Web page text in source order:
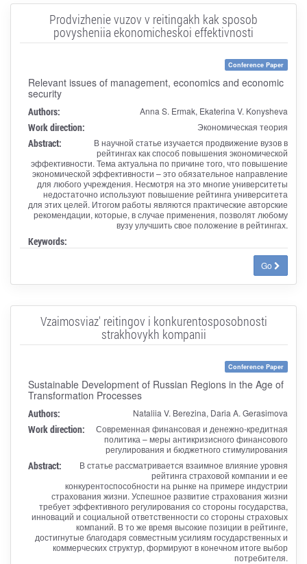
Prodvizhenie vuzov v reitingakh kak sposob
povysheniia ekonomicheskoi effektivnosti
Conference Paper
Relevant issues of management, economics and economic
security
Authors: Anna S. Ermak, Ekaterina V. Konysheva
Work direction: Экономическая теория
Abstract:
В научной статье изучается продвижение вузов в
рейтингах как способ повышения экономической
эффективности. Тема актуальна по причине того, что повышение
экономической эффективности – это обязательное направление
для любого учреждения. Несмотря на это многие университеты
недостаточно используют повышение рейтинга университета
для этих целей. Итогом работы являются практические авторские
рекомендации, которые, в случае применения, позволят любому
вузу улучшить свое положение в рейтингах.
Keywords:
Go
Vzaimosviaz' reitingov i konkurentosposobnosti
strakhovykh kompanii
Conference Paper
Sustainable Development of Russian Regions in the Age of
Transformation Processes
Authors: Nataliia V. Berezina, Daria A. Gerasimova
Work direction:
Современная финансовая и денежно-кредитная
политика – меры антикризисного финансового
регулирования и бюджетного стимулирования
Abstract:
В статье рассматривается взаимное влияние уровня
рейтинга страховой компании и ее
конкурентоспособности на рынке на примере индустрии
страхования жизни. Успешное развитие страхования жизни
требует эффективного регулирования со стороны государства,
инноваций и социальной ответственности со стороны страховых
компаний. В то же время высокие позиции в рейтинге,
достигнутые благодаря совместным усилиям государственных и
коммерческих структур, формируют в конечном итоге выбор
потребителя.